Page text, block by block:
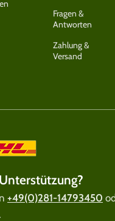
Fragen &
Antworten
Zahlung &
Versand
+49(0)281-14793450